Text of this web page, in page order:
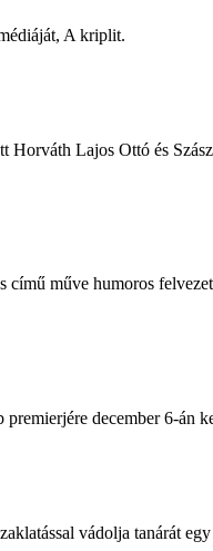
A kriplit.
Horváth Lajos Ottó és
műve humoros
december 6-án
vádolja tanárát